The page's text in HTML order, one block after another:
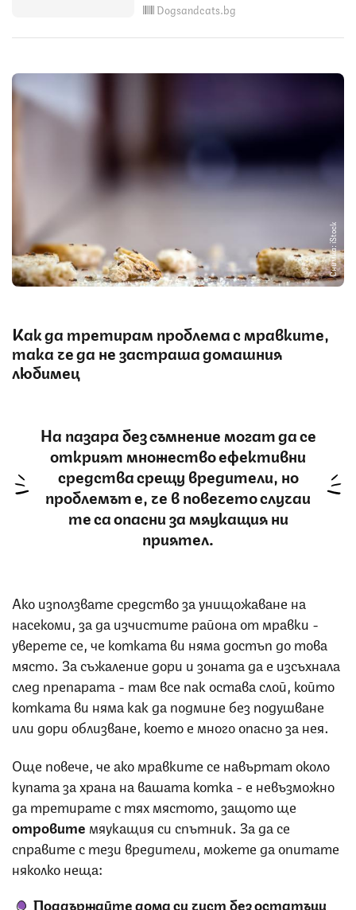
Dogsandcats.bg
Снимка: iStock
Как да третирам проблема с мравките,
така че да не застраша домашния
любимец
На пазара без съмнение могат да се
открият множество ефективни
средства срещу вредители, но
проблемът е, че в повечето случаи
те са опасни за мяукащия ни
приятел.
Ако използвате средство за унищожаване на
насекоми, за да изчистите района от мравки -
уверете се, че котката ви няма достъп до това
място. За съжаление дори и зоната да е изсъхнала
след препарата - там все пак остава слой, който
котката ви няма как да подмине без подушване
или дори облизване, което е много опасно за нея.
Още повече, че ако мравките се навъртат около
купата за храна на вашата котка - е невъзможно
да третирате с тях мястото, защото ще
отровите мяукащия си спътник. За да се
справите с тези вредители, можете да опитате
няколко неща:
Поддържайте дома си чист без остатъци